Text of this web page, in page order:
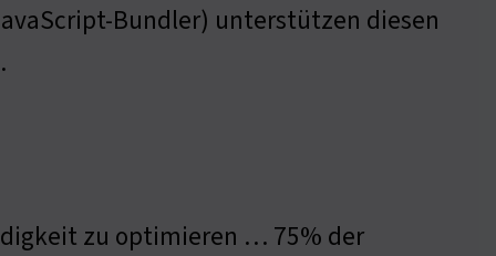
Bundler) unterstützen diesen
zu optimieren … 75% der